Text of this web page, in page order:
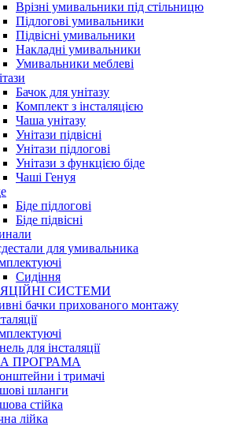
Врізні умивальники під стільницю
Підлогові умивальники
Підвісні умивальники
Накладні умивальники
Умивальники меблеві
Бачок для унітазу
Комплект з інсталяцією
Чаша унітазу
Унітази підвісні
Унітази підлогові
Унітази з функцією біде
Чаші Генуя
Біде підлогові
Біде підвісні
для умивальника
Сидіння
СИСТЕМИ
бачки прихованого монтажу
для інсталяції
ПРОГРАМА
і тримачі
шланги
стійка
лійка